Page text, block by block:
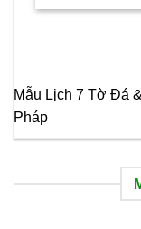
Mẫu Lịch 7 Tờ Đá
Pháp